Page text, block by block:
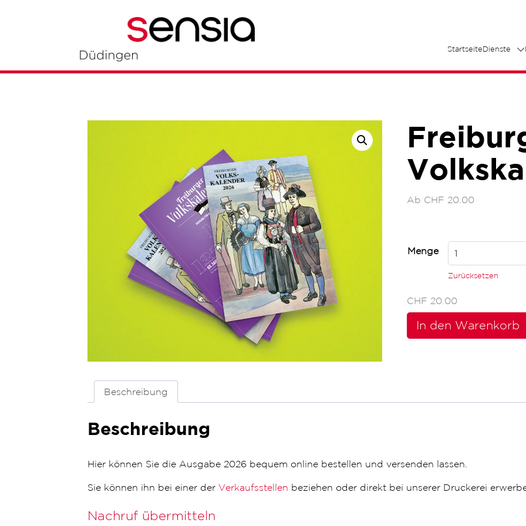
StartseiteDienste
Ab CHF 20.00
Menge
Zurücksetzen
CHF 20.00
Freiburger
Volkskalender
In den Warenkorb
Beschreibung
Beschreibung
Hier können Sie die Ausgabe 2026 bequem online bestellen und versenden lassen.
Sie können ihn bei einer derVerkaufsstellen beziehen oder direkt bei unserer Druckerei
Nachruf übermitteln